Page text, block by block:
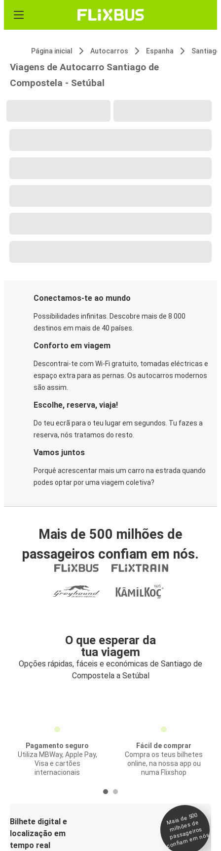
Página inicial Autocarros Espanha
Viagens de Autocarro Santiago de
Compostela - Setúbal
Conectamos-te ao mundo
Possibilidades infinitas. Descobre mais de 8 000
destinos em mais de 40 países.
Conforto em viagem
Descontrai-te com Wi-Fi gratuito, tomadas eléctricas e
espaço extra para as pernas. Os autocarros modernos
são assim.
Escolhe, reserva, viaja!
Do teu ecrã para o teu lugar em segundos. Tu fazes a
reserva, nós tratamos do resto.
Vamos juntos
Porquê acrescentar mais um carro na estrada quando
podes optar por uma viagem coletiva?
Mais de 500 milhões de
passageiros confiam em nós.
O que esperar da
tua viagem
Opções rápidas, fáceis e económicas de Santiago de
Compostela a Setúbal
Pagamento seguro
Utiliza MBWay, Apple Pay,
Visa e cartões
internacionais
Fácil de comprar
Compra os teus bilhetes
online, na nossa app ou
numa Flixshop
Bilhete digital e
localização em
tempo real
Mais de 500
milhões de
passageiros
confia
m e
m nós